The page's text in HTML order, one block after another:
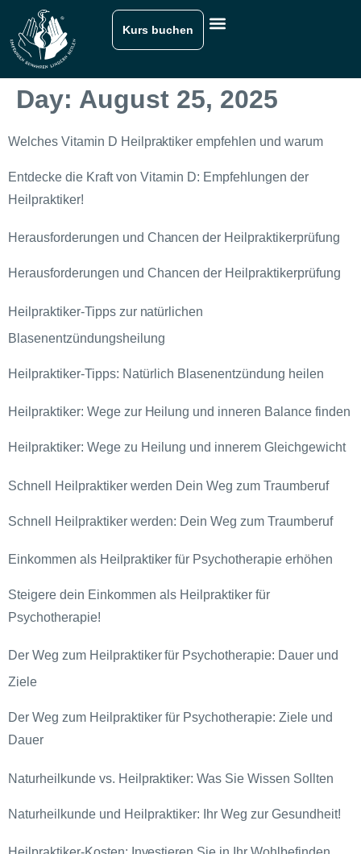
Kurs buchen
Day: August 25, 2025
Welches Vitamin D Heilpraktiker empfehlen und warum
Entdecke die Kraft von Vitamin D: Empfehlungen der
Heilpraktiker!
Herausforderungen und Chancen der Heilpraktikerprüfung
Herausforderungen und Chancen der Heilpraktikerprüfung
Heilpraktiker-Tipps zur natürlichen
Blasenentzündungsheilung
Heilpraktiker-Tipps: Natürlich Blasenentzündung heilen
Heilpraktiker: Wege zur Heilung und inneren Balance finden
Heilpraktiker: Wege zu Heilung und innerem Gleichgewicht
Schnell Heilpraktiker werden Dein Weg zum Traumberuf
Schnell Heilpraktiker werden: Dein Weg zum Traumberuf
Einkommen als Heilpraktiker für Psychotherapie erhöhen
Steigere dein Einkommen als Heilpraktiker für
Psychotherapie!
Der Weg zum Heilpraktiker für Psychotherapie: Dauer und
Ziele
Der Weg zum Heilpraktiker für Psychotherapie: Ziele und
Dauer
Naturheilkunde vs. Heilpraktiker: Was Sie Wissen Sollten
Naturheilkunde und Heilpraktiker: Ihr Weg zur Gesundheit!